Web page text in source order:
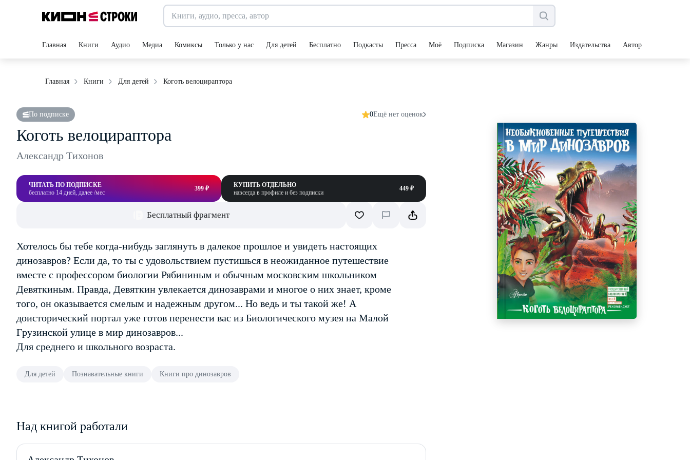
Главная Книги Аудио Медиа Комиксы Только у нас Для детей Бесплатно Подкасты Пресса Моё Подписка Магазин Жанры Издательства Авторы
Главная Книги Для детей Коготь велоцираптора
По подписке 0Ещё нет оценок
Коготь велоцираптора
Александр Тихонов
ЧИТАТЬ ПО ПОДПИСКЕ
бесплатно 14 дней, далее /мес
399 ₽
КУПИТЬ ОТДЕЛЬНО
навсегда в профиле и без подписки
449 ₽
Бесплатный фрагмент
Хотелось бы тебе когда-нибудь заглянуть в далекое прошлое и увидеть настоящих
динозавров? Если да, то ты с удовольствием пустишься в неожиданное путешествие
вместе с профессором биологии Рябининым и обычным московским школьником
Девяткиным. Правда, Девяткин увлекается динозаврами и многое о них знает, кроме
того, он оказывается смелым и надежным другом... Но ведь и ты такой же! А
доисторический портал уже готов перенести вас из Биологического музея на Малой
Грузинской улице в мир динозавров...
Для среднего и школьного возраста.
Для детей Познавательные книги Книги про динозавров
Над книгой работали